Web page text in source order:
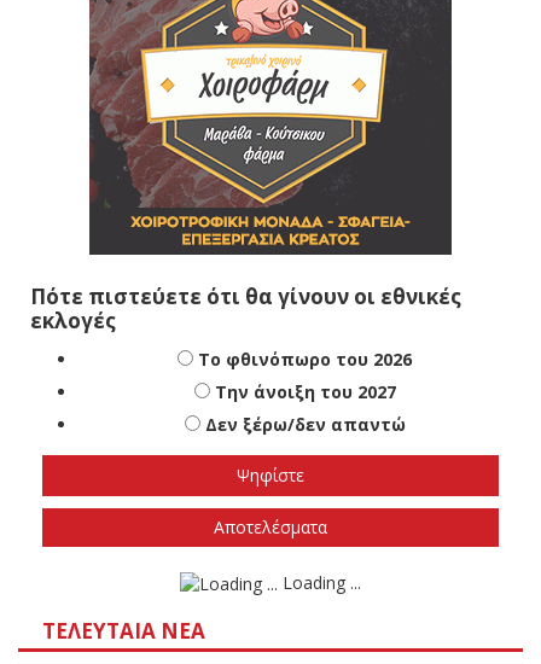
Πότε πιστεύετε ότι θα γίνουν οι εθνικές
εκλογές
Το φθινόπωρο του 2026
Την άνοιξη του 2027
Δεν ξέρω/δεν απαντώ